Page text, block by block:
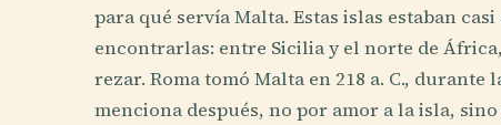
para qué servía Malta. Estas islas estaban
encontrarlas: entre Sicilia y el norte de
rezar. Roma tomó Malta en 218 a. C.,
menciona después, no por amor a la isla,